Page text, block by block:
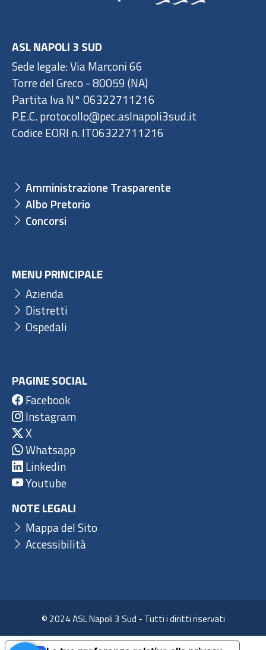
ASL NAPOLI 3 SUD
Sede legale: Via Marconi 66
Torre del Greco - 80059 (NA)
Partita Iva N° 06322711216
P.E.C. protocollo@pec.aslnapoli3sud.it
Codice EORI n. IT06322711216
Amministrazione Trasparente
Albo Pretorio
Concorsi
MENU PRINCIPALE
Azienda
Distretti
Ospedali
PAGINE SOCIAL
Facebook
Instagram
X
Whatsapp
Linkedin
Youtube
NOTE LEGALI
Mappa del Sito
Accessibilità
© 2024 ASL Napoli 3 Sud - Tutti i diritti riservati